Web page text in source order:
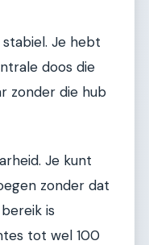
Je hebt
doos die
zonder die hub
Je kunt
zonder dat
is
tot wel 100